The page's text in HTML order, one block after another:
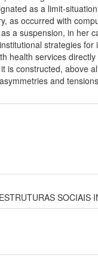
as a limit-
as occurred with
a suspension, in her
strategies
health services
constructed, above
and
SOCIAIS